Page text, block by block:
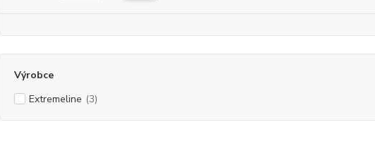
Výrobce
Extremeline (3)